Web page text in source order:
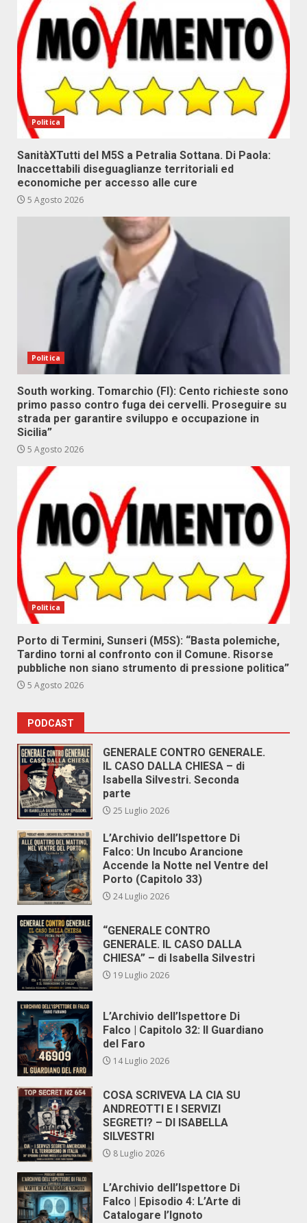
Politica
SanitàXTutti del M5S a Petralia Sottana. Di Paola:
Inaccettabili diseguaglianze territoriali ed
economiche per accesso alle cure
5 Agosto 2026
Politica
South working. Tomarchio (FI): Cento richieste sono
primo passo contro fuga dei cervelli. Proseguire su
strada per garantire sviluppo e occupazione in
Sicilia”
5 Agosto 2026
Politica
Porto di Termini, Sunseri (M5S): “Basta polemiche,
Tardino torni al confronto con il Comune. Risorse
pubbliche non siano strumento di pressione politica”
5 Agosto 2026
PODCAST
GENERALE CONTRO GENERALE.
IL CASO DALLA CHIESA – di
Isabella Silvestri. Seconda
parte
25 Luglio 2026
L’Archivio dell’Ispettore Di
Falco: Un Incubo Arancione
Accende la Notte nel Ventre del
Porto (Capitolo 33)
24 Luglio 2026
“GENERALE CONTRO
GENERALE. IL CASO DALLA
CHIESA” – di Isabella Silvestri
19 Luglio 2026
L’Archivio dell’Ispettore Di
Falco | Capitolo 32: Il Guardiano
del Faro
14 Luglio 2026
COSA SCRIVEVA LA CIA SU
ANDREOTTI E I SERVIZI
SEGRETI? – DI ISABELLA
SILVESTRI
8 Luglio 2026
L’Archivio dell’Ispettore Di
Falco | Episodio 4: L’Arte di
Catalogare l’Ignoto